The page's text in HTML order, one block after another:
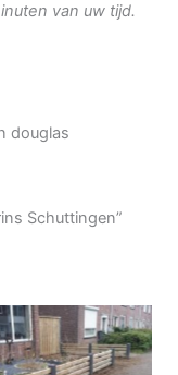
van uw tijd.
douglas
Schuttingen”
voortuin